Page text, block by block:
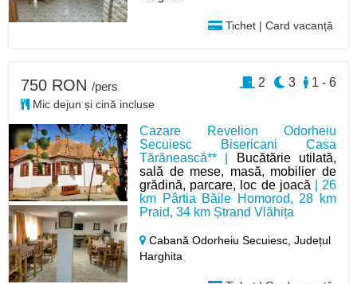
Tichet | Card vacanță
Cazare Revelion Odorheiu
Secuiesc Bisericani Casa
Tărănească** |
Bucătărie utilată,
sală de mese, masă, mobilier de
grădină, parcare, loc de joacă | 26
km Pârtia Băile Homorod, 28 km
Praid, 34 km Ștrand Vlăhița
Cabană Odorheiu Secuiesc,Județul
Harghita
750 RON /pers
Mic dejun și cină incluse
1 - 6
3
2